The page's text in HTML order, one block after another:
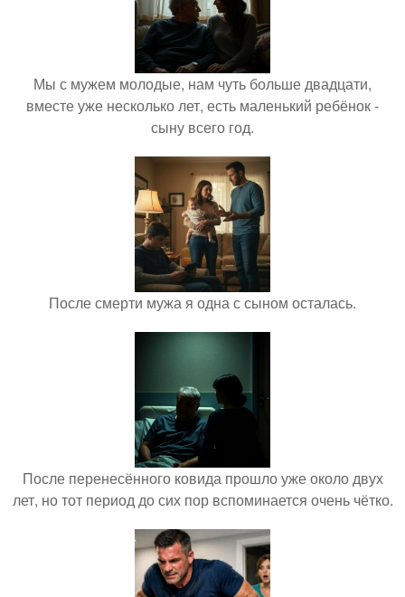
Мы с мужем молодые, нам чуть больше двадцати,
вместе уже несколько лет, есть маленький ребёнок -
сыну всего год.
После смерти мужа я одна с сыном осталась.
После перенесённого ковида прошло уже около двух
лет, но тот период до сих пор вспоминается очень чётко.